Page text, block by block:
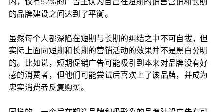
内，仅有52%的广告主认为自己在短期的销售营销和长期
的品牌建设之间达到了平衡。
虽然每个人都深陷在短期与长期的纠结之中不可自拔，但
实际上面向短期和长期的营销活动的效果并不是黑白分明
的。比如说，短期促销广告可能吸引到本来对品牌没有好
感的消费者，但他们可能尝试后喜欢上了该品牌，并成为
忠实消费者反复购买。